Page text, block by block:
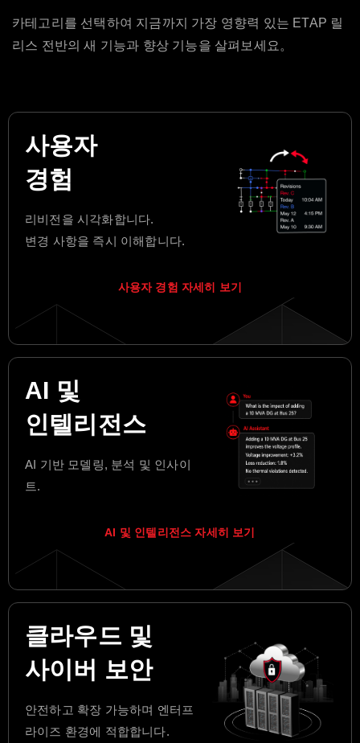
카테고리를 선택하여 지금까지 가장 영향력 있는 ETAP 릴
리스 전반의 새 기능과 향상 기능을 살펴보세요。
사용자
경험
리비전을 시각화합니다.
변경 사항을 즉시 이해합니다.
사용자 경험 자세히 보기
AI 및
인텔리전스
AI 기반 모델링, 분석 및 인사이
트.
AI 및 인텔리전스 자세히 보기
클라우드 및
사이버 보안
안전하고 확장 가능하며 엔터프
라이즈 환경에 적합합니다.